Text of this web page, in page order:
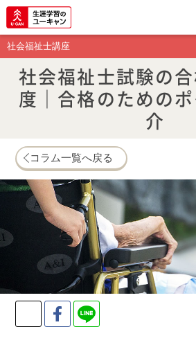
社会福祉士講座
社会福祉士試験の
度｜合格のための
介
コラム一覧へ戻る
Facebook
LINE